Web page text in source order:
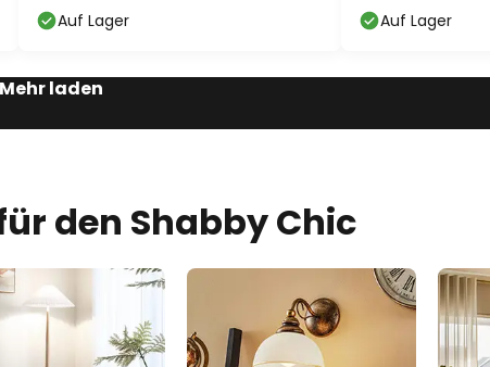
Auf Lager Auf Lager
Mehr laden
den Shabby Chic